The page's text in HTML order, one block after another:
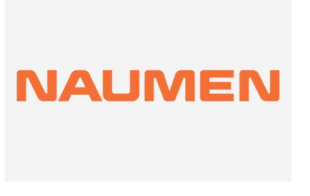
Outsourcing
Кадры